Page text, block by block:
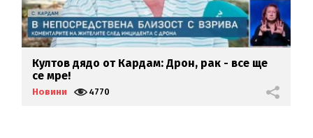
Култов дядо от Кардам: Дрон, рак - все ще
се мре!
Новини 4770